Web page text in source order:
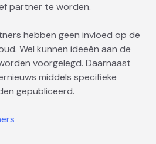
partner te worden.
hebben geen invloed op de
Wel kunnen ideeën aan de
voorgelegd. Daarnaast
middels specifieke
gepubliceerd.